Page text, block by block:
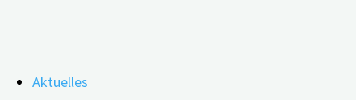
InhaltAktuelles